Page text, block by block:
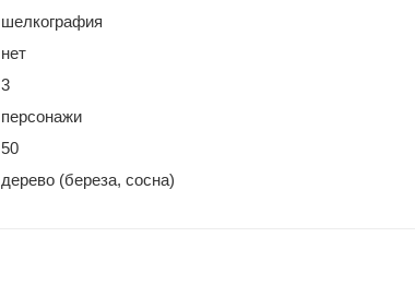
шелкография
нет
3
персонажи
50
дерево (береза, сосна)